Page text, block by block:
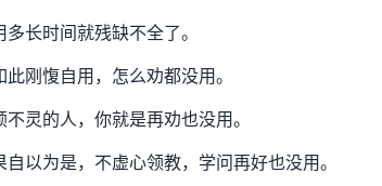
多长时间就残缺不全了。
此刚愎自用，怎么劝都没用。
不灵的人，你就是再劝也没用。
自以为是，不虚心领教，学问再好也没用。